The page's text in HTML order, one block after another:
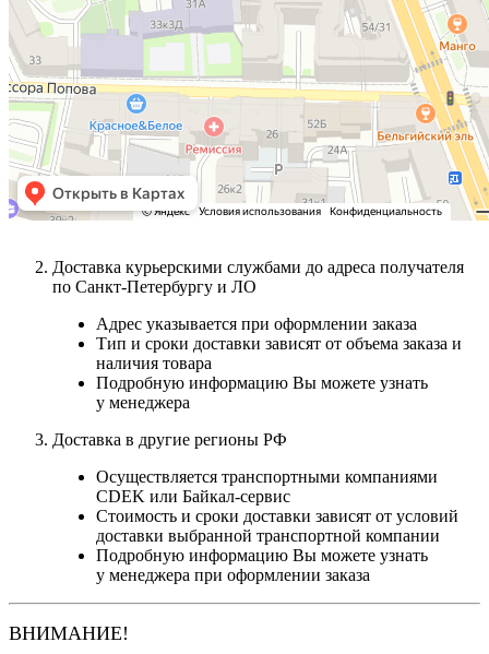
Доставка курьерскими службами до адреса получателя
по Санкт-Петербургу и ЛО
Адрес указывается при оформлении заказа
Тип и сроки доставки зависят от объема заказа и
наличия товара
Подробную информацию Вы можете узнать
у менеджера
Доставка в другие регионы РФ
Осуществляется транспортными компаниями
CDEK или Байкал-сервис
Стоимость и сроки доставки зависят от условий
доставки выбранной транспортной компании
Подробную информацию Вы можете узнать
у менеджера при оформлении заказа
ВНИМАНИЕ!